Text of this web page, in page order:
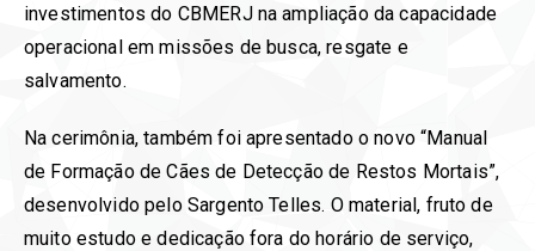
investimentos do CBMERJ na ampliação da capacidade
operacional em missões de busca, resgate e
salvamento.
Na cerimônia, também foi apresentado o novo “Manual
de Formação de Cães de Detecção de Restos Mortais”,
desenvolvido pelo Sargento Telles. O material, fruto de
muito estudo e dedicação fora do horário de serviço,